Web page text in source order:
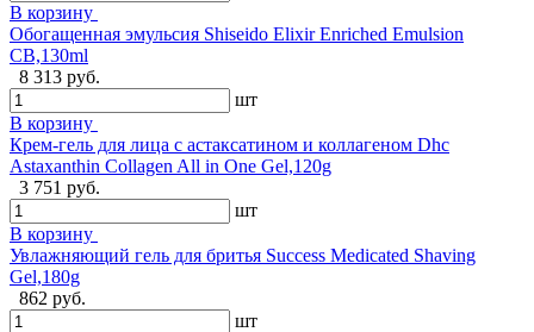
В корзину
Обогащенная эмульсия Shiseido Elixir Enriched Emulsion
CB,130ml
8 313 руб.
шт
В корзину
Крем-гель для лица с астаксатином и коллагеном Dhc
Astaxanthin Collagen All in One Gel,120g
3 751 руб.
шт
В корзину
Увлажняющий гель для бритья Success Medicated Shaving
Gel,180g
862 руб.
шт